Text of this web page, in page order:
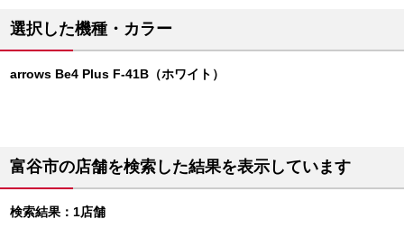
選択した機種・カラー
arrows Be4 Plus F-41B（ホワイト）
富谷市の店舗を検索した結果を表示しています
検索結果：1店舗